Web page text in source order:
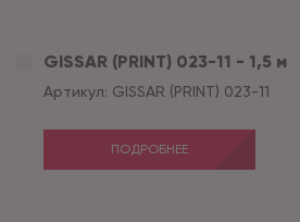
GISSAR (PRINT) 023-11 - 1,5 м
Артикул: GISSAR (PRINT) 023-11
ПОДРОБНЕЕ